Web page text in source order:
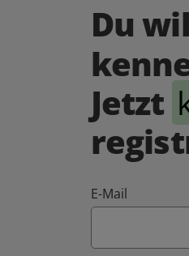
Du
Jetzt
E-Mail